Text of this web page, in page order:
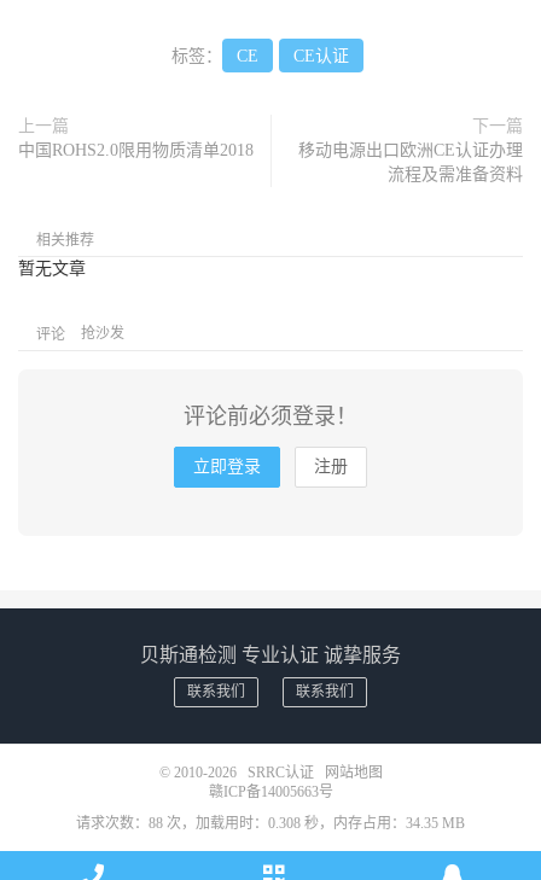
标签： CE CE认证
上一篇
中国ROHS2.0限用物质清单2018
下一篇
移动电源出口欧洲CE认证办理
流程及需准备资料
相关推荐
暂无文章
评论 抢沙发
评论前必须登录！
立即登录 注册
贝斯通检测 专业认证 诚挚服务
联系我们 联系我们
© 2010-2026 SRRC认证
网站地图
赣ICP备14005663号
请求次数：88 次，加载用时：0.308 秒，内存占用：34.35 MB